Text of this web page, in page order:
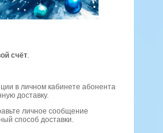
счёт.
в личном кабинете абонента
доставку.
личное сообщение
способ доставки.